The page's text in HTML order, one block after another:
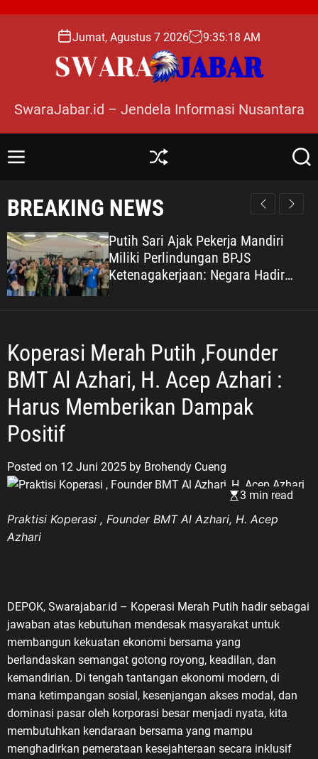
o
Jumat, Agustus 7 2026 9:35:19 AM
SwaraJabar.id – Jendela Informasi Nusantara
M
u
S
ff
S
r
BREAKING NEWS
Putih Sari Ajak Pekerja Mandiri
Miliki Perlindungan BPJS
Ketenagakerjaan: Negara Hadir
Lindungi Pekerja, Wujudkan
Koperasi Merah Putih ,Founder
BMT Al Azhari, H. Acep Azhari :
Harus Memberikan Dampak
Positif
Posted on 12 Juni 2025 by Brohendy Cueng
3 min read
Praktisi Koperasi , Founder BMT Al Azhari, H. Acep
Azhari
DEPOK, Swarajabar.id – Koperasi Merah Putih hadir sebagai
jawaban atas kebutuhan mendesak masyarakat untuk
membangun kekuatan ekonomi bersama yang
berlandaskan semangat gotong royong, keadilan, dan
kemandirian. Di tengah tantangan ekonomi modern, di
mana ketimpangan sosial, kesenjangan akses modal, dan
dominasi pasar oleh korporasi besar menjadi nyata, kita
membutuhkan kendaraan bersama yang mampu
menghadirkan pemerataan kesejahteraan secara inklusif